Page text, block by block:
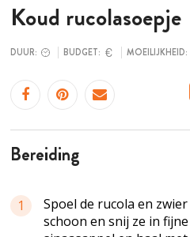
Koud rucolasoepje
DUUR: BUDGET: MOEILIJKHEID:
bereiding
1
Spoel de rucola en
schoon en snij ze in